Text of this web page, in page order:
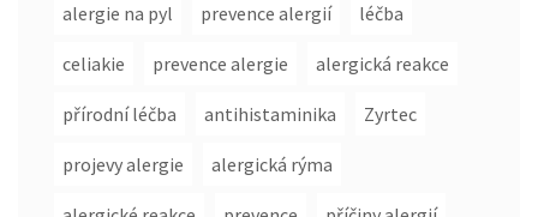
alergie na pyl prevence alergií léčba
celiakie prevence alergie alergická reakce
přírodní léčba antihistaminika Zyrtec
projevy alergie alergická rýma